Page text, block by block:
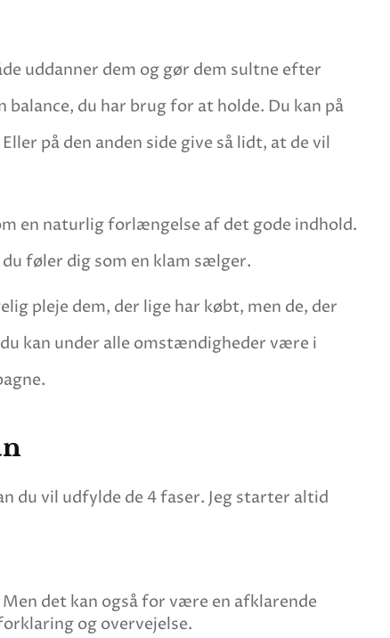
uddanner dem og gør dem sultne efter
du har brug for at holde. Du kan på
på den anden side give så lidt, at de vil
en naturlig forlængelse af det gode indhold.
føler dig som en klam sælger.
pleje dem, der lige har købt, men de, der
kan under alle omstændigheder være i
du vil udfylde de 4 faser. Jeg starter altid
det kan også for være en afklarende
og overvejelse.